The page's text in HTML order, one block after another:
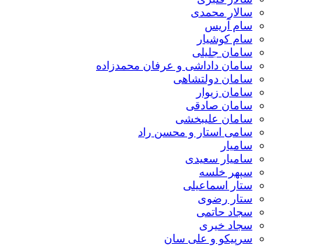
سالار محمدی
سام آریس
سام کوشیار
سامان جلیلی
سامان داداشی و عرفان محمدزاده
سامان دولتشاهی
سامان زیوار
سامان صادقی
سامان علیبخشی
سامی استار و محسن راد
سامیار
سامیار سعیدی
سپهر خلسه
ستار اسماعیلی
ستار رضوی
سجاد حاتمی
سجاد خیری
سرپیکو و علی سان